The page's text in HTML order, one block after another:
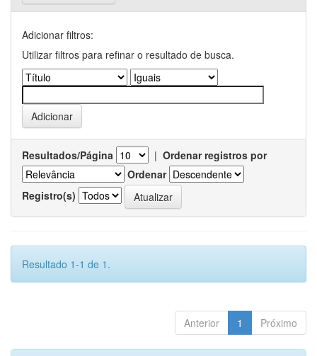
Adicionar filtros:
Utilizar filtros para refinar o resultado de busca.
Resultados/Página | Ordenar registros por
Ordenar
Registro(s)
Resultado 1-1 de 1.
Anterior 1 Próximo